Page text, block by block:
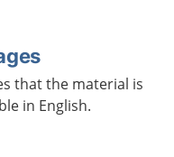
that the material is
in English.